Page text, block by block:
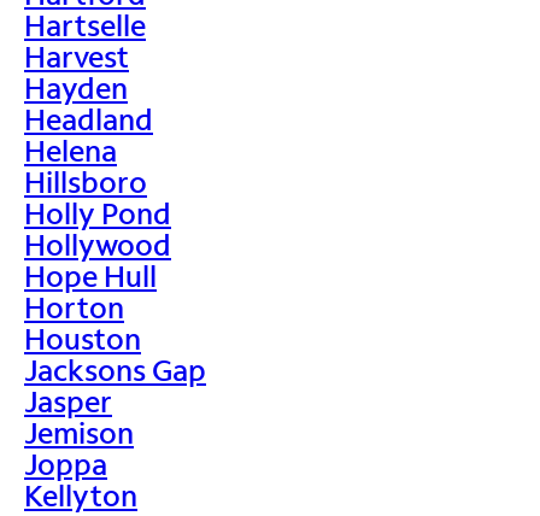
Hartselle
Harvest
Hayden
Headland
Helena
Hillsboro
Holly Pond
Hollywood
Hope Hull
Horton
Houston
Jacksons Gap
Jasper
Jemison
Joppa
Kellyton